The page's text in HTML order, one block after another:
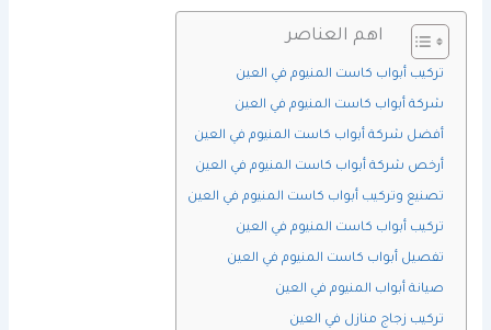
اهم العناصر
تركيب أبواب كاست المنيوم في العين
شركة أبواب كاست المنيوم في العين
أفضل شركة أبواب كاست المنيوم في العين
أرخص شركة أبواب كاست المنيوم في العين
تصنيع وتركيب أبواب كاست المنيوم في العين
تركيب أبواب كاست المنيوم في العين
تفصيل أبواب كاست المنيوم في العين
صيانة أبواب المنيوم في العين
تركيب زجاج منازل في العين